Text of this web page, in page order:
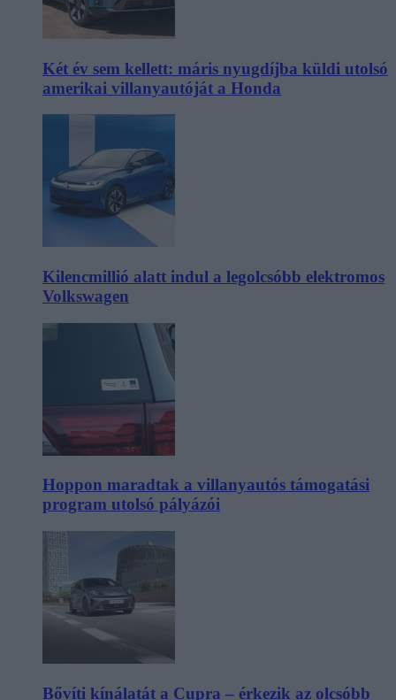
Két év sem kellett: máris nyugdíjba küldi utolsó
amerikai villanyautóját a Honda
Kilencmillió alatt indul a legolcsóbb elektromos
Volkswagen
Hoppon maradtak a villanyautós támogatási
program utolsó pályázói
Bővíti kínálatát a Cupra – érkezik az olcsóbb